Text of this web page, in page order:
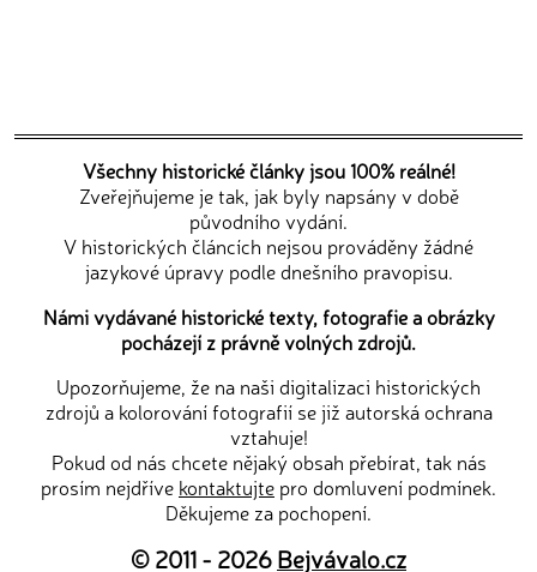
Všechny historické články jsou 100% reálné!
Zveřejňujeme je tak, jak byly napsány v době
původního vydání.
V historických článcích nejsou prováděny žádné
jazykové úpravy podle dnešního pravopisu.
Námi vydávané historické texty, fotografie a obrázky
pocházejí z právně volných zdrojů.
Upozorňujeme, že na naši digitalizaci historických
zdrojů a kolorování fotografií se již autorská ochrana
vztahuje!
Pokud od nás chcete nějaký obsah přebírat, tak nás
prosím nejdříve kontaktujte pro domluvení podmínek.
Děkujeme za pochopení.
© 2011 - 2026Bejvávalo.cz